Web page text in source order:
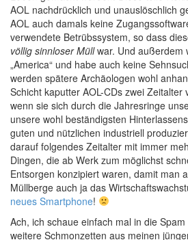
AOL nachdrücklich und unauslöschlich
AOL auch damals keine
verwendete Betrübssystem, so dass
völlig sinnloser Müllwar. Und außerdem
„America“ und habe auch keine
werden spätere Archäologen wohl
Schicht kaputter AOL-CDs zwei Zeitalter
wenn sie sich durch die Jahresringe
unsere wohl beständigsten
guten und nützlichen industriell
darauf folgendes Zeitalter mit immer
Dingen, die ab Werk zum möglichst
Entsorgen konzipiert waren, damit man
Müllberge auch ja das
neues Smartphone!
Ach, ich schaue einfach mal in die
weitere Schmonzetten aus meinen